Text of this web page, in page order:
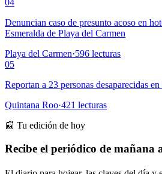
Denuncian caso de presunto acoso en
Esmeralda de Playa del Carmen
Playa del Carmen·596 lecturas
05
Reportan a 23 personas desaparecidas
Quintana Roo·421 lecturas
📰 Tu edición de hoy
Recibe el periódico de mañana